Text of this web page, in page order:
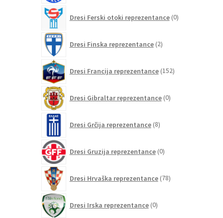
Dresi Ferski otoki reprezentance 0izdelkov
Dresi Finska reprezentance 2izdelka
Dresi Francija reprezentance 152izdelkov
Dresi Gibraltar reprezentance 0izdelkov
Dresi Grčija reprezentance 8izdelkov
Dresi Gruzija reprezentance 0izdelkov
Dresi Hrvaška reprezentance 78izdelkov
Dresi Irska reprezentance 0izdelkov